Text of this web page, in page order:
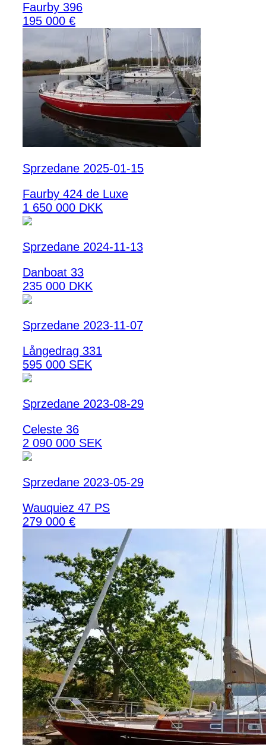
Faurby 396
195 000 €
Sprzedane 2025-01-15
Faurby 424 de Luxe
1 650 000 DKK
Sprzedane 2024-11-13
Danboat 33
235 000 DKK
Sprzedane 2023-11-07
Långedrag 331
595 000 SEK
Sprzedane 2023-08-29
Celeste 36
2 090 000 SEK
Sprzedane 2023-05-29
Wauquiez 47 PS
279 000 €